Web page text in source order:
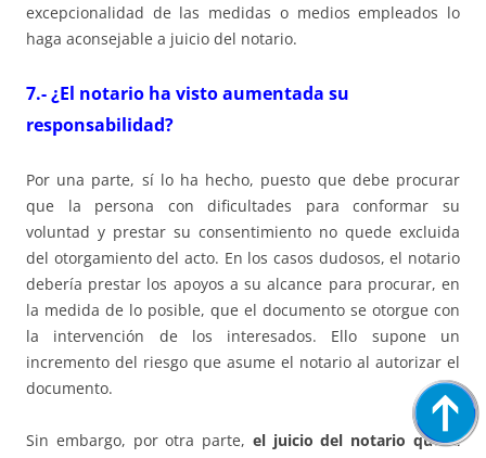
excepcionalidad de las medidas o medios empleados lo
haga aconsejable a juicio del notario.
7.- ¿El notario ha visto aumentada su
responsabilidad?
Por una parte, sí lo ha hecho, puesto que debe procurar
que la persona con dificultades para conformar su
voluntad y prestar su consentimiento no quede excluida
del otorgamiento del acto. En los casos dudosos, el notario
debería prestar los apoyos a su alcance para procurar, en
la medida de lo posible, que el documento se otorgue con
la intervención de los interesados. Ello supone un
incremento del riesgo que asume el notario al autorizar el
documento.
Sin embargo, por otra parte, el juicio del notario queda